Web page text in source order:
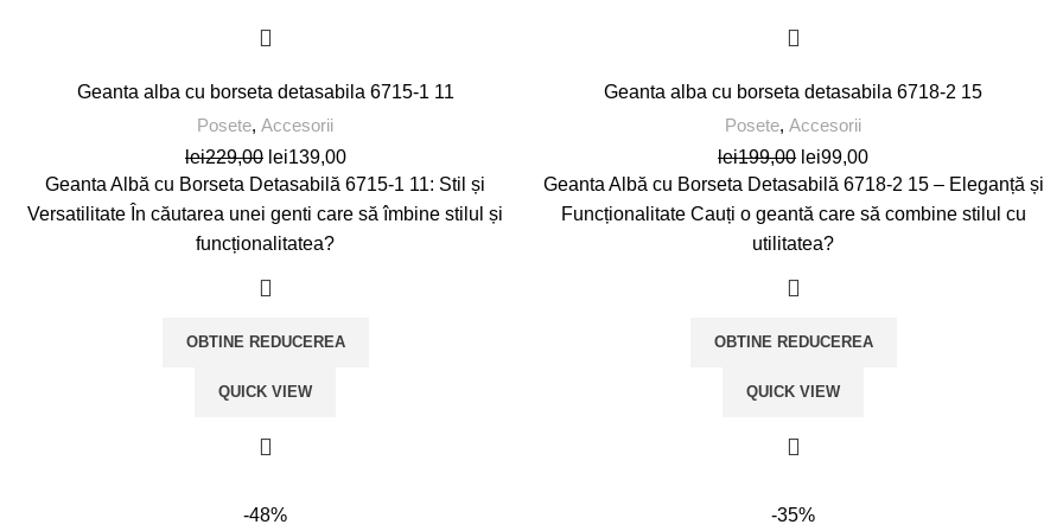
Geanta alba cu borseta detasabila 6715-1 11
Posete,Accesorii
lei229,00 Prețul
inițial
fost:
lei229,00.
lei139,00Prețul
curent
este:
lei139,00.
Geanta Albă cu Borseta Detasabilă 6715-1 11: Stil și
Versatilitate În căutarea unei genti care să îmbine stilul și
funcționalitatea?
OBTINE REDUCEREA
QUICK VIEW
Geanta alba cu borseta detasabila 6718-2 15
Posete,Accesorii
lei199,00 Prețul
inițial
a
fost:
lei199,00.
lei99,00Prețul
curent
este:
lei99,00.
Geanta Albă cu Borseta Detasabilă 6718-2 15 – Eleganță și
Funcționalitate Cauți o geantă care să combine stilul cu
utilitatea?
OBTINE REDUCEREA
QUICK VIEW
-48% -35%